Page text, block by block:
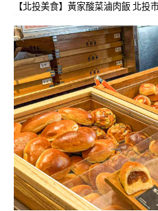
【北投美食】黃家酸菜滷肉飯 北投